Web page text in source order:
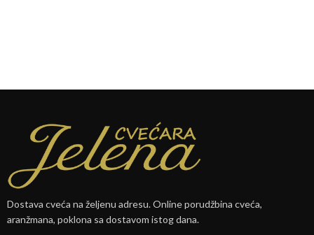
Dostava cveća na željenu adresu. Online porudžbina cveća,
aranžmana, poklona sa dostavom istog dana.